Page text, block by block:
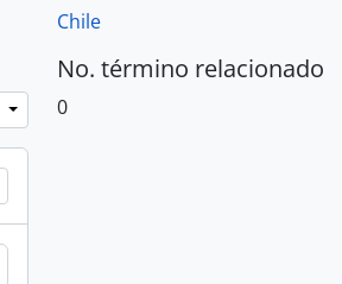
Chile
No. término relacionado
0